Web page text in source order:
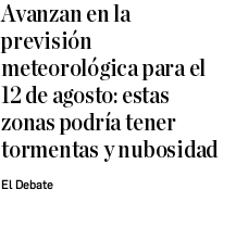
Avanzan en la
previsión
meteorológica para el
12 de agosto: estas
zonas podría tener
tormentas y nubosidad
El Debate